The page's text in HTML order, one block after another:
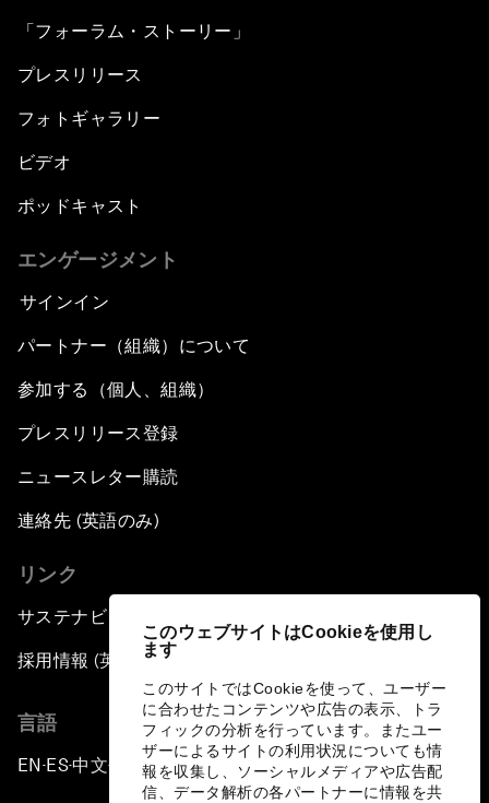
このウェブサイトはCookieを使用し
ます
このサイトではCookieを使って、ユーザー
に合わせたコンテンツや広告の表示、トラ
フィックの分析を行っています。またユー
ザーによるサイトの利用状況についても情
報を収集し、ソーシャルメディアや広告配
信、データ解析の各パートナーに情報を共
「フォーラム・ストーリー」
プレスリリース
フォトギャラリー
ビデオ
ポッドキャスト
エンゲージメント
サインイン
パートナー（組織）について
参加する（個人、組織）
プレスリリース登録
ニュースレター購読
連絡先 (英語のみ)
リンク
サステナビリティへの取り組み
採用情報 (英語のみ)
言語
EN ▪ ES▪中文▪ 日本語